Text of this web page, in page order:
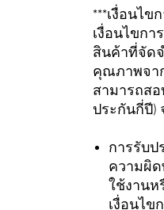
***เงื่อนไข
เงื่อนไขก
สินค้าที่จัดจ
คุณภาพจา
สามารถส
ประกันกี่ปี)
การรับป
ความผิด
ใช้งานห
เงื่อนไข